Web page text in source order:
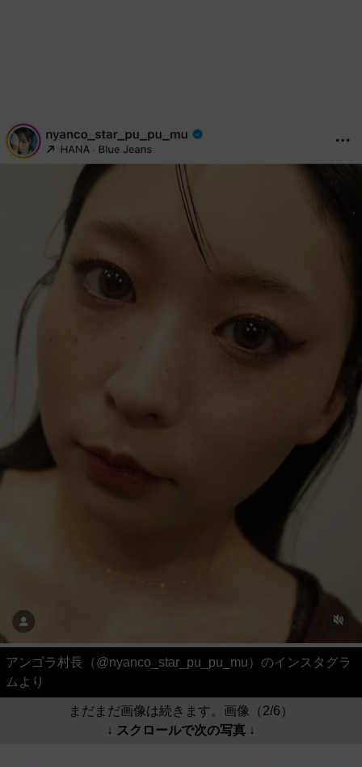
アンゴラ村長（@nyanco_star_pu_pu_mu）のインスタグラ
ムより
まだまだ画像は続きます。画像（2/6）
↓ スクロールで次の写真 ↓